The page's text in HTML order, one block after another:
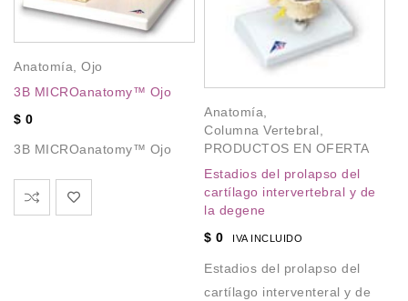
Anatomía, Ojo
3B MICROanatomy™ Ojo
$ 0
3B MICROanatomy™ Ojo
Anatomía
Columna Vertebral
PRODUCTOS EN OFERTA
Estadios del prolapso del
cartílago intervertebral y de
la degene
$ 0 IVA INCLUIDO
Estadios del prolapso del
cartílago interventeral y de